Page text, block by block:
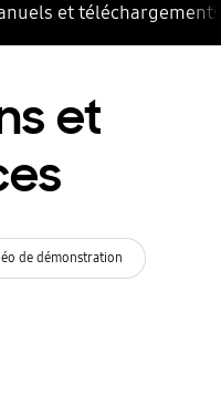
et téléchargements
et
de démonstration